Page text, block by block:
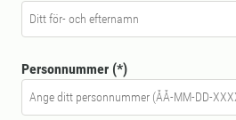
Personnummer